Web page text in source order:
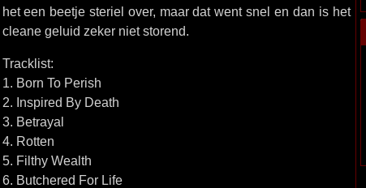
het een beetje steriel over, maar dat went snel en dan is het
cleane geluid zeker niet storend.
Tracklist:
1. Born To Perish
2. Inspired By Death
3. Betrayal
4. Rotten
5. Filthy Wealth
6. Butchered For Life